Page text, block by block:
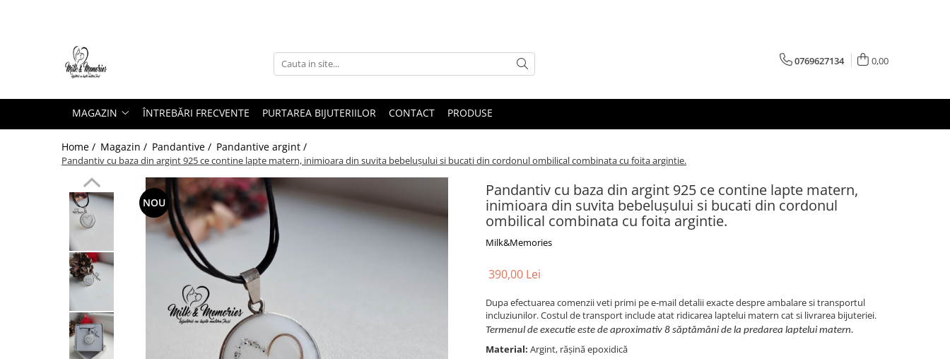
Brățări aur
Brățări argint
Pandantive aur
Pandantive argint
Vouchere Cadou
0769627134 0,00
MAGAZIN ÎNTREBĂRI FRECVENTE PURTAREA BIJUTERIILOR CONTACT PRODUSE
Home / Magazin / Pandantive / Pandantive argint /
Pandantiv cu baza din argint 925 ce contine lapte matern, inimioara din suvita bebelușului si bucati din cordonul ombilical combinata cu foita argintie.
Pandantiv cu baza din argint 925 ce contine lapte matern,
inimioara din suvita bebelușului si bucati din cordonul
ombilical combinata cu foita argintie.
Milk&Memories
NOU
390,00 Lei
Dupa efectuarea comenzii veti primi pe e-mail detalii exacte despre ambalare si transportul
incluziunilor. Costul de transport include atat ridicarea laptelui matern cat si livrarea bijuteriei.
Termenul de executie este de aproximativ 8 săptămâni de la predarea laptelui matern.
Material: Argint, rășină epoxidică